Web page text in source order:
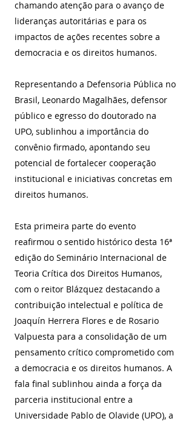
chamando atenção para o avanço de
lideranças autoritárias e para os
impactos de ações recentes sobre a
democracia e os direitos humanos.
Representando a Defensoria Pública no
Brasil, Leonardo Magalhães, defensor
público e egresso do doutorado na
UPO, sublinhou a importância do
convênio firmado, apontando seu
potencial de fortalecer cooperação
institucional e iniciativas concretas em
direitos humanos.
Esta primeira parte do evento
reafirmou o sentido histórico desta 16ª
edição do Seminário Internacional de
Teoria Crítica dos Direitos Humanos,
com o reitor Blázquez destacando a
contribuição intelectual e política de
Joaquín Herrera Flores e de Rosario
Valpuesta para a consolidação de um
pensamento crítico comprometido com
a democracia e os direitos humanos. A
fala final sublinhou ainda a força da
parceria institucional entre a
Universidade Pablo de Olavide (UPO), a